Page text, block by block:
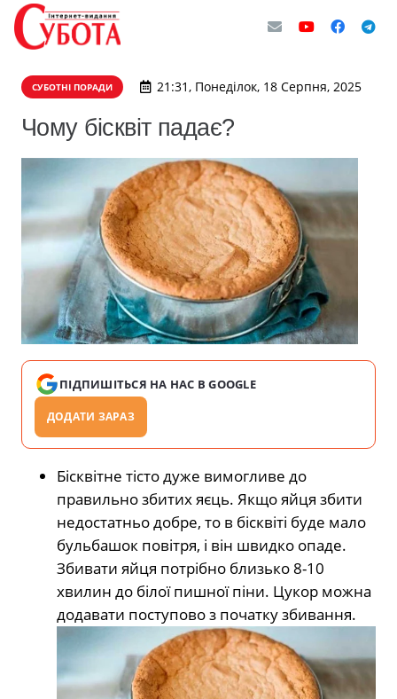
СУБОТНІ ПОРАДИ 21:31, Понеділок, 18 Серпня, 2025
Чому бісквіт падає?
ПІДПИШІТЬСЯ НА НАС В GOOGLE
ДОДАТИ ЗАРАЗ
Бісквітне тісто дуже вимогливе до
правильно збитих яєць. Якщо яйця збити
недостатньо добре, то в бісквіті буде мало
бульбашок повітря, і він швидко опаде.
Збивати яйця потрібно близько 8-10
хвилин до білої пишної піни. Цукор можна
додавати поступово з початку збивання.